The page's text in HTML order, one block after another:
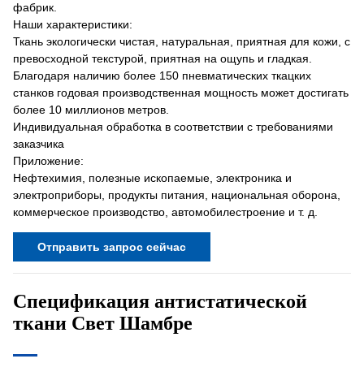
фабрик.
Наши характеристики:
Ткань экологически чистая, натуральная, приятная для кожи, с
превосходной текстурой, приятная на ощупь и гладкая.
Благодаря наличию более 150 пневматических ткацких
станков годовая производственная мощность может достигать
более 10 миллионов метров.
Индивидуальная обработка в соответствии с требованиями
заказчика
Приложение:
Нефтехимия, полезные ископаемые, электроника и
электроприборы, продукты питания, национальная оборона,
коммерческое производство, автомобилестроение и т. д.
Отправить запрос сейчас
Спецификация антистатической
ткани Свет Шамбре